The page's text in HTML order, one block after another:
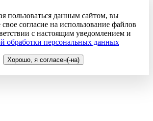
пользоваться данным сайтом, вы
согласие на использование файлов
с настоящим уведомлением и
обработки персональных данных
Хорошо, я согласен(-на)